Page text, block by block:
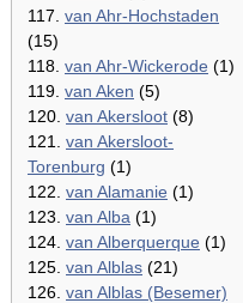
117. van Ahr-Hochstaden
(15)
118. van Ahr-Wickerode (1)
119. van Aken (5)
120. van Akersloot (8)
121. van Akersloot-
Torenburg (1)
122. van Alamanie (1)
123. van Alba (1)
124. van Alberquerque (1)
125. van Alblas (21)
126. van Alblas (Besemer)